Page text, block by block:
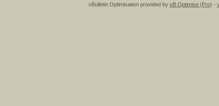
vBulletin Optimisation provided by vB Optimise (Pro) -